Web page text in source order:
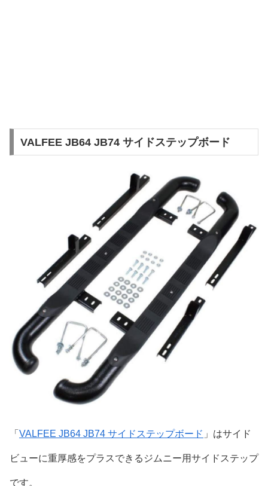
VALFEE JB64 JB74 サイドステップボード
「 VALFEE JB64 JB74 サイドステップボード 」はサイド
ビューに重厚感をプラスできるジムニー用サイドステップ
です。